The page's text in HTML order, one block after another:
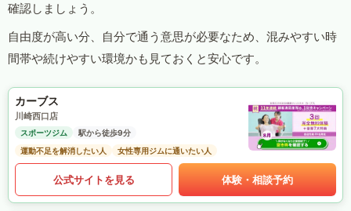
確認しましょう。
自由度が高い分、自分で通う意思が必要なため、混みやすい時
間帯や続けやすい環境かも見ておくと安心です。
カーブス
川崎西口店
スポーツジム
駅から徒歩9分
運動不足を解消したい人
女性専用ジムに通いたい人
公式サイトを見る 体験・相談予約